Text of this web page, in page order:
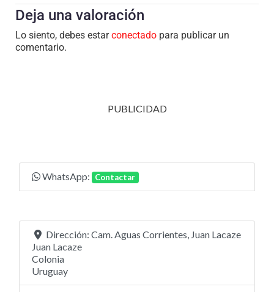
Deja una valoración
Lo siento, debes estarconectado para publicar un
comentario.
PUBLICIDAD
WhatsApp: Contactar
Dirección: Cam. Aguas Corrientes, Juan Lacaze
Juan Lacaze
Colonia
Uruguay